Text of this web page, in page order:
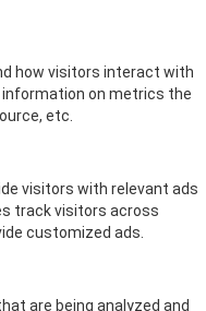
how visitors interact with
information on metrics the
etc.
visitors with relevant ads
track visitors across
customized ads.
are being analyzed and